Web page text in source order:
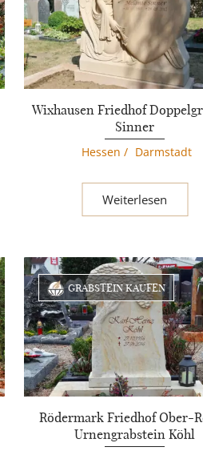
Wixhausen Friedhof
Sinner
Hessen / Darmstadt
Weiterlesen
GRABSTEIN KAUFEN
Rödermark Friedhof Ober-
Urnengrabstein Köhl